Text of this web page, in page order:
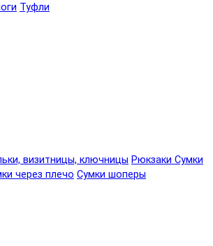
Туфли
визитницы, ключницы Рюкзаки Сумки
через плечо Сумки шоперы